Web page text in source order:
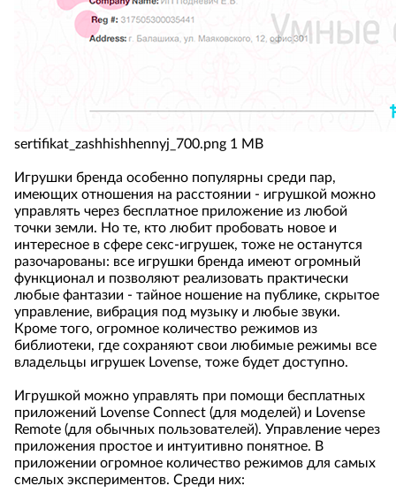
sertifikat_zashhishhennyj_700.png 1 MB
Игрушки бренда особенно популярны среди пар,
имеющих отношения на расстоянии - игрушкой можно
управлять через бесплатное приложение из любой
точки земли. Но те, кто любит пробовать новое и
интересное в сфере секс-игрушек, тоже не останутся
разочарованы: все игрушки бренда имеют огромный
функционал и позволяют реализовать практически
любые фантазии - тайное ношение на публике, скрытое
управление, вибрация под музыку и любые звуки.
Кроме того, огромное количество режимов из
библиотеки, где сохраняют свои любимые режимы все
владельцы игрушек Lovense, тоже будет доступно.
Игрушкой можно управлять при помощи бесплатных
приложений Lovense Connect (для моделей) и Lovense
Remote (для обычных пользователей). Управление через
приложения простое и интуитивно понятное. В
приложении огромное количество режимов для самых
смелых экспериментов. Среди них: